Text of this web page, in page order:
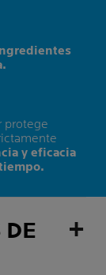
protege
y eficacia
DE